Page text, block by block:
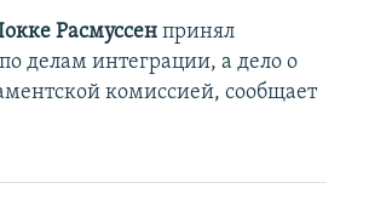
Расмуссен принял
делам интеграции, а дело о
комиссией, сообщает